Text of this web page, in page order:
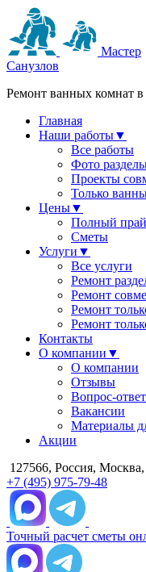
Мастер
Санузлов
Ремонт ванных комнат
Главная
Наши работы▼
Все работы
Фото
Проекты
Только
Цены▼
Полный
Сметы
Услуги ▼
Все услуги
Ремонт
Ремонт
Ремонт
Ремонт
Контакты
О компании ▼
О компании
Отзывы
Вопрос-ответ
Вакансии
Материалы
Акции
127566, Россия,
+7 (495) 975-79-48
Точный расчет сметы